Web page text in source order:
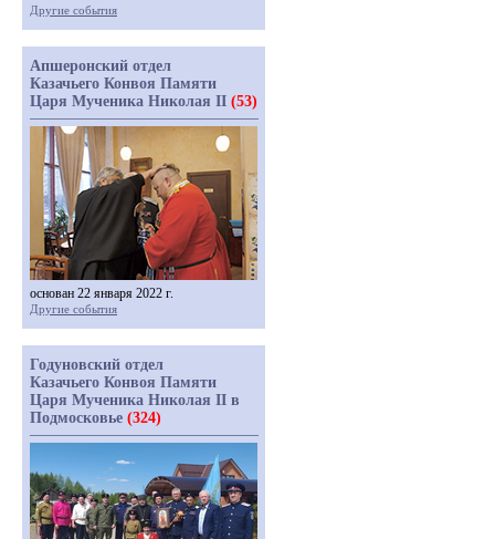
Другие события
Апшеронский отдел
Казачьего Конвоя Памяти
Царя Мученика Николая II (53)
основан 22 января 2022 г.
Другие события
Годуновский отдел
Казачьего Конвоя Памяти
Царя Мученика Николая II в
Подмосковье (324)